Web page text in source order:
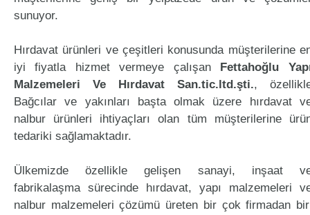
sunuyor.
Hırdavat ürünleri ve çeşitleri konusunda müşterilerine
iyi fiyatla hizmet vermeye çalışan Fettahoğlu
Malzemeleri Ve Hırdavat San.tic.ltd.şti.,
Bağcılar ve yakınları başta olmak üzere hırdavat
nalbur ürünleri ihtiyaçları olan tüm müşterilerine
tedariki sağlamaktadır.
Ülkemizde özellikle gelişen sanayi, inşaat
fabrikalaşma sürecinde hırdavat, yapı malzemeleri
nalbur malzemeleri çözümü üreten bir çok firmadan